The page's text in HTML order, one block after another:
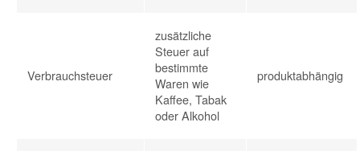
Verbrauchsteuer
zusätzliche
Steuer auf
bestimmte
Waren wie
Kaffee, Tabak
oder Alkohol
produktabhängig